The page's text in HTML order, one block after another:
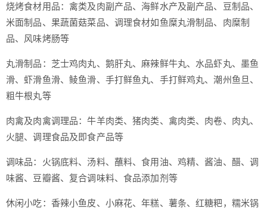
烧烤食材用品：禽类及肉副产品、海鲜水产及副产品、豆制品、
米面制品、果蔬菌菇菜品、调理食材如鱼糜丸滑制品、肉糜制
品、风味烤肠等
丸滑制品：芝士鸡肉丸、鹅肝丸、麻辣鲜牛丸、水品虾丸、墨鱼
滑、虾滑鱼滑、鲮鱼滑、手打鲜鱼丸、手打鲜鸡丸、潮州鱼旦、
粗牛根丸等
肉禽及肉禽调理品：牛羊肉类、猪肉类、禽肉类、肉卷、肉丸、
火腿、调理食品及即食产品等
调味品：火锅底料、汤料、蘸料、食用油、鸡精、酱油、醋、调
味酱、豆瓣酱、复合调味料、食品添加剂等
休闲小吃：香辣小鱼皮、小麻花、年糕、薯条、红糖粑，糯米锅